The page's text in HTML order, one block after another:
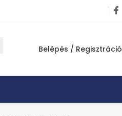
Belépés / Regisztráció